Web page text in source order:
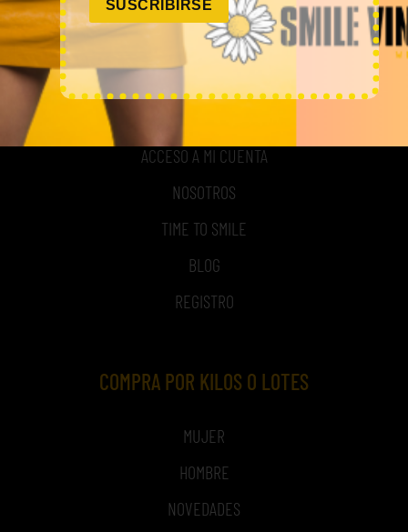
MI CUENTA
ACCESO A MI CUENTA
NOSOTROS
TIME TO SMILE
BLOG
REGISTRO
COMPRA POR KILOS O LOTES
MUJER
HOMBRE
NOVEDADES
SUSCRIBIRSE